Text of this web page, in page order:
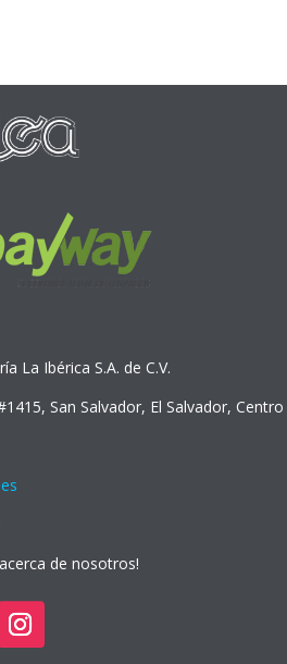
La Ibérica S.A. de C.V.
San Salvador, El Salvador, Centro
de nosotros!